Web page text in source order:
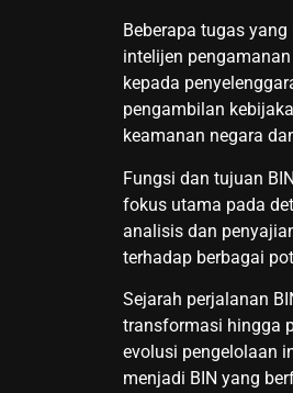
Beberapa tugas
intelijen
kepada
pengambilan
keamanan negara
Fungsi dan tujuan
fokus utama pada
analisis dan
terhadap berbagai
Sejarah perjalanan
transformasi hingga
evolusi pengelolaan
menjadi BIN yang